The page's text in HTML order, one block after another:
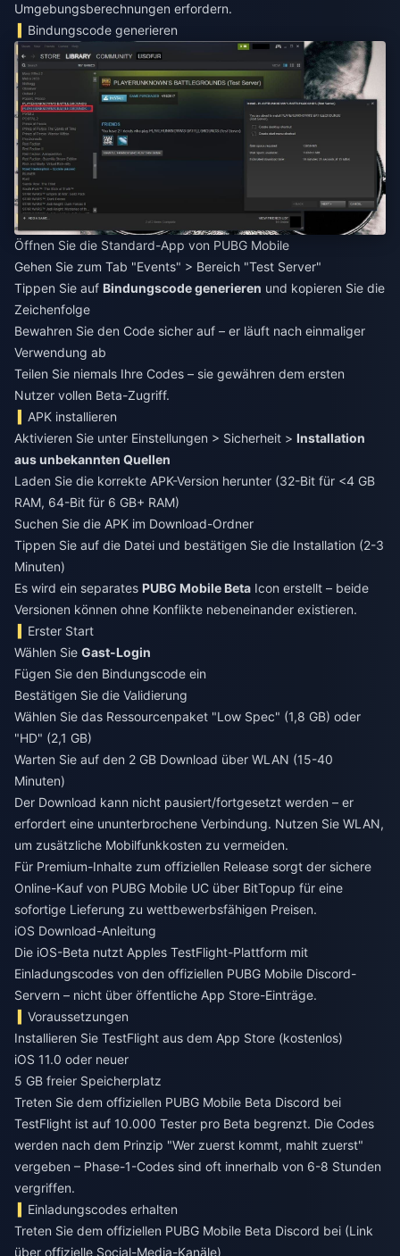
Umgebungsberechnungen erfordern.
Bindungscode generieren
Öffnen Sie die Standard-App von PUBG Mobile
Gehen Sie zum Tab "Events" > Bereich "Test Server"
Tippen Sie auf Bindungscode generieren und kopieren Sie die
Zeichenfolge
Bewahren Sie den Code sicher auf – er läuft nach einmaliger
Verwendung ab
Teilen Sie niemals Ihre Codes – sie gewähren dem ersten
Nutzer vollen Beta-Zugriff.
APK installieren
Aktivieren Sie unter Einstellungen > Sicherheit > Installation
aus unbekannten Quellen
Laden Sie die korrekte APK-Version herunter (32-Bit für <4 GB
RAM, 64-Bit für 6 GB+ RAM)
Suchen Sie die APK im Download-Ordner
Tippen Sie auf die Datei und bestätigen Sie die Installation (2-3
Minuten)
Es wird ein separates PUBG Mobile Beta Icon erstellt – beide
Versionen können ohne Konflikte nebeneinander existieren.
Erster Start
Wählen Sie Gast-Login
Fügen Sie den Bindungscode ein
Bestätigen Sie die Validierung
Wählen Sie das Ressourcenpaket "Low Spec" (1,8 GB) oder
"HD" (2,1 GB)
Warten Sie auf den 2 GB Download über WLAN (15-40
Minuten)
Der Download kann nicht pausiert/fortgesetzt werden – er
erfordert eine ununterbrochene Verbindung. Nutzen Sie WLAN,
um zusätzliche Mobilfunkkosten zu vermeiden.
Für Premium-Inhalte zum offiziellen Release sorgt der sichere
Online-Kauf von PUBG Mobile UC über BitTopup für eine
sofortige Lieferung zu wettbewerbsfähigen Preisen.
iOS Download-Anleitung
Die iOS-Beta nutzt Apples TestFlight-Plattform mit
Einladungscodes von den offiziellen PUBG Mobile Discord-
Servern – nicht über öffentliche App Store-Einträge.
Voraussetzungen
Installieren Sie TestFlight aus dem App Store (kostenlos)
iOS 11.0 oder neuer
5 GB freier Speicherplatz
Treten Sie dem offiziellen PUBG Mobile Beta Discord bei
TestFlight ist auf 10.000 Tester pro Beta begrenzt. Die Codes
werden nach dem Prinzip "Wer zuerst kommt, mahlt zuerst"
vergeben – Phase-1-Codes sind oft innerhalb von 6-8 Stunden
vergriffen.
Einladungscodes erhalten
Treten Sie dem offiziellen PUBG Mobile Beta Discord bei (Link
über offizielle Social-Media-Kanäle)